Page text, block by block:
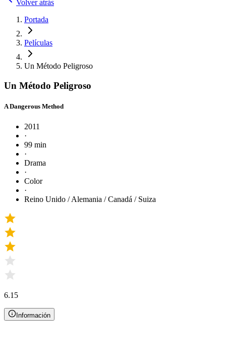
Volver atrás
Portada
Películas
Un Método Peligroso
Un Método Peligroso
A Dangerous Method
2011
·
99 min
·
Drama
·
Color
·
Reino Unido / Alemania / Canadá / Suiza
6.15
Información